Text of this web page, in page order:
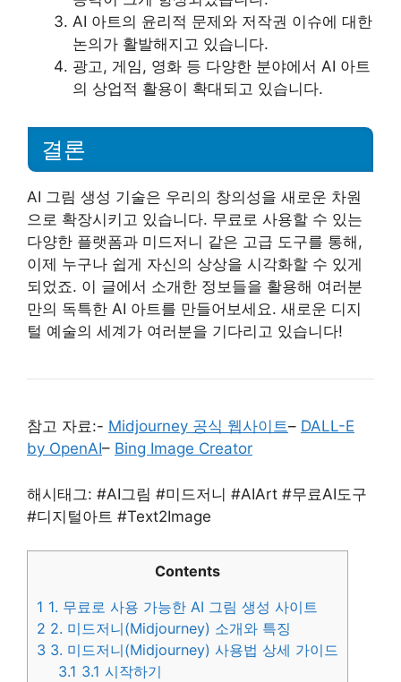
AI 아트의 윤리적 문제와 저작권 이슈에 대한
논의가 활발해지고 있습니다.
광고, 게임, 영화 등 다양한 분야에서 AI 아트
의 상업적 활용이 확대되고 있습니다.
결론
AI 그림 생성 기술은 우리의 창의성을 새로운 차원
으로 확장시키고 있습니다. 무료로 사용할 수 있는
다양한 플랫폼과 미드저니 같은 고급 도구를 통해,
이제 누구나 쉽게 자신의 상상을 시각화할 수 있게
되었죠. 이 글에서 소개한 정보들을 활용해 여러분
만의 독특한 AI 아트를 만들어보세요. 새로운 디지
털 예술의 세계가 여러분을 기다리고 있습니다!
참고 자료:- Midjourney 공식 웹사이트– DALL-E
by OpenAI– Bing Image Creator
해시태그: #AI그림 #미드저니 #AIArt #무료AI도구
#디지털아트 #Text2Image
Contents
1 1. 무료로 사용 가능한 AI 그림 생성 사이트
2 2. 미드저니(Midjourney) 소개와 특징
3 3. 미드저니(Midjourney) 사용법 상세 가이드
3.1 3.1 시작하기